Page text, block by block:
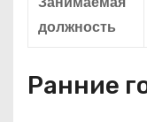
должность
Ранние